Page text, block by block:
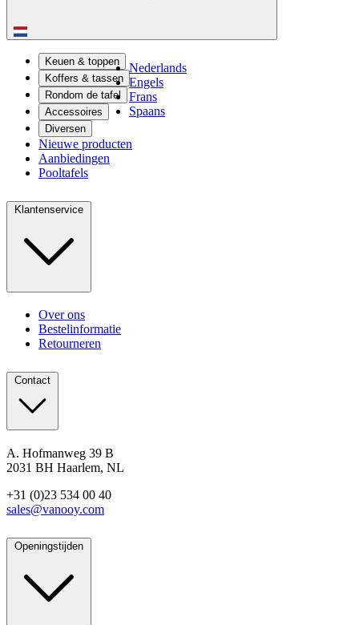
Nederlands
Engels
Frans
Spaans
Keuen & toppen
Koffers & tassen
Rondom de tafel
Accessoires
Diversen
Nieuwe producten
Aanbiedingen
Pooltafels
Klantenservice
Over ons
Bestelinformatie
Retourneren
Contact
A. Hofmanweg 39 B
2031 BH Haarlem, NL
+31 (0)23 534 00 40
sales@vanooy.com
Openingstijden